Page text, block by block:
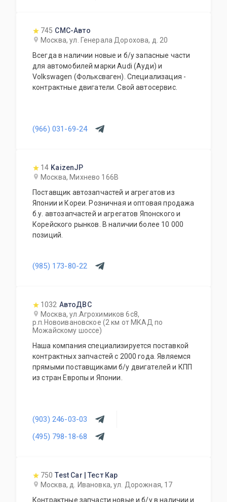
занимается реализацией силовых агрегатов,
автоматических и механических коробок
передач. Агрегаты в наличии или под заказ.
Поставка под заказ производится в
кратчайшие сроки. Поставки осуществляются
в любую точку Российской Федерации.
745 СМС-Авто
Москва, ул. Генерала Дорохова, д. 20
Всегда в наличии новые и б/у запасные части
для автомобилей марки Audi (Ауди) и
Volkswagen (Фольксваген). Специализация -
контрактные двигатели. Свой автосервис.
(966) 031-69-24
14 KaizenJP
Москва, Михнево 166В
Поставщик автозапчастей и агрегатов из
Японии и Кореи. Розничная и оптовая продажа
б.у. автозапчастей и агрегатов Японского и
Корейского рынков. В наличии более 10 000
позиций.
(985) 173-80-22
1032 АвтоДВС
Москва, ул.Агрохимиков 6с8,
р.п.Новоивановское (2 км от МКАД по
Можайскому шоссе)
Наша компания специализируется поставкой
контрактных запчастей с 2000 года. Являемся
прямыми поставщиками б/у двигателей и КПП
из стран Европы и Японии.
(903) 246-03-03
(495) 798-18-68
750 Test Car | Тест Кар
Москва, д. Ивановка, ул. Дорожная, 17
Контрактные запчасти новые и б/у в наличии и